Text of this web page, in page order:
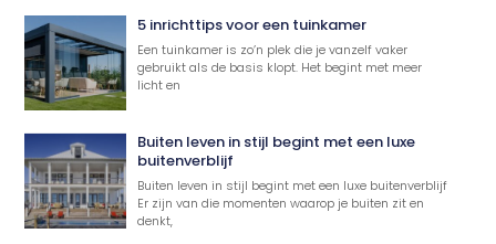
5 inrichttips voor een tuinkamer
Een tuinkamer is zo’n plek die je vanzelf vaker
gebruikt als de basis klopt. Het begint met meer
licht en
Buiten leven in stijl begint met een luxe
buitenverblijf
Buiten leven in stijl begint met een luxe buitenverblijf
Er zijn van die momenten waarop je buiten zit en
denkt,